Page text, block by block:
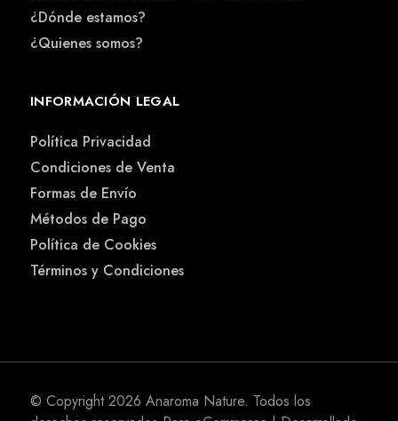
¿Dónde estamos?
¿Quienes somos?
INFORMACIÓN LEGAL
Política Privacidad
Condiciones de Venta
Formas de Envío
Métodos de Pago
Política de Cookies
Términos y Condiciones
© Copyright 2026 Anaroma Nature. Todos los